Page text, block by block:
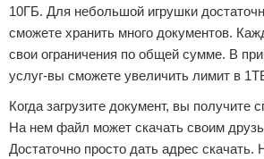
10ГБ. Для небольшой игрушки
сможете хранить много документов.
свои ограничения по общей сумме. В
услуг-вы сможете увеличить лимит в
Когда загрузите документ, вы получите
На нем файл может скачать своим
Достаточно просто дать адрес скачать.